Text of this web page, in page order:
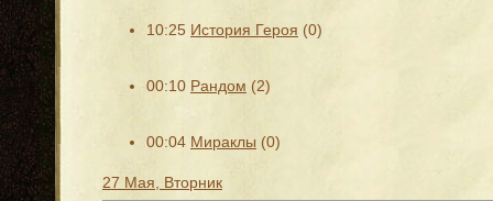
10:25 История Героя (0)
00:10 Рандом (2)
00:04 Мираклы (0)
27 Мая, Вторник